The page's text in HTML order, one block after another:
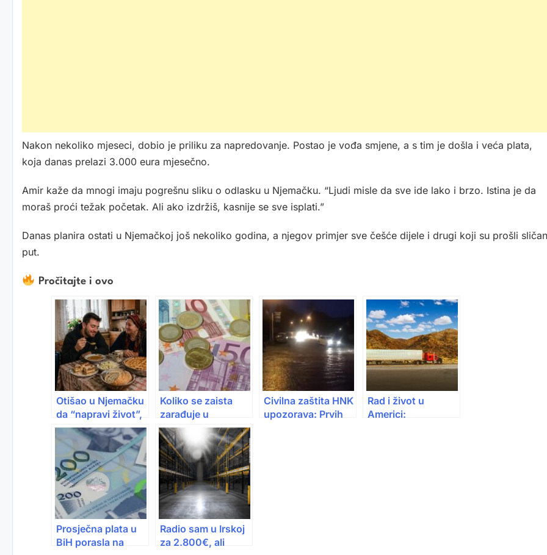
Nakon nekoliko mjeseci, dobio je priliku za napredovanje. Postao je vođa smjene, a s tim je došla i veća plata,
koja danas prelazi 3.000 eura mjesečno.
Amir kaže da mnogi imaju pogrešnu sliku o odlasku u Njemačku. “Ljudi misle da sve ide lako i brzo. Istina je da
moraš proći težak početak. Ali ako izdržiš, kasnije se sve isplati.”
Danas planira ostati u Njemačkoj još nekoliko godina, a njegov primjer sve češće dijele i drugi koji su prošli sličan
put.
Pročitajte i ovo
Otišao u Njemačku
da “napravi život”,
pa se vratio nakon
15 dana jer nije
mogao bez mamine
kuhinje
Koliko se zaista
zarađuje u
Njemačkoj 2026:
Evo plata koje
čekaju radnike iz
BiH
Civilna zaštita HNK
upozorava: Prvih
Rad i život u
Americi:
Prosječna plata u
BiH porasla na
Radio sam u Irskoj
za 2.800€, ali